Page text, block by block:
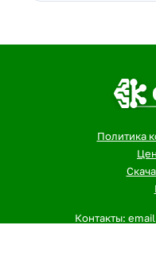
Политика
Контакты: